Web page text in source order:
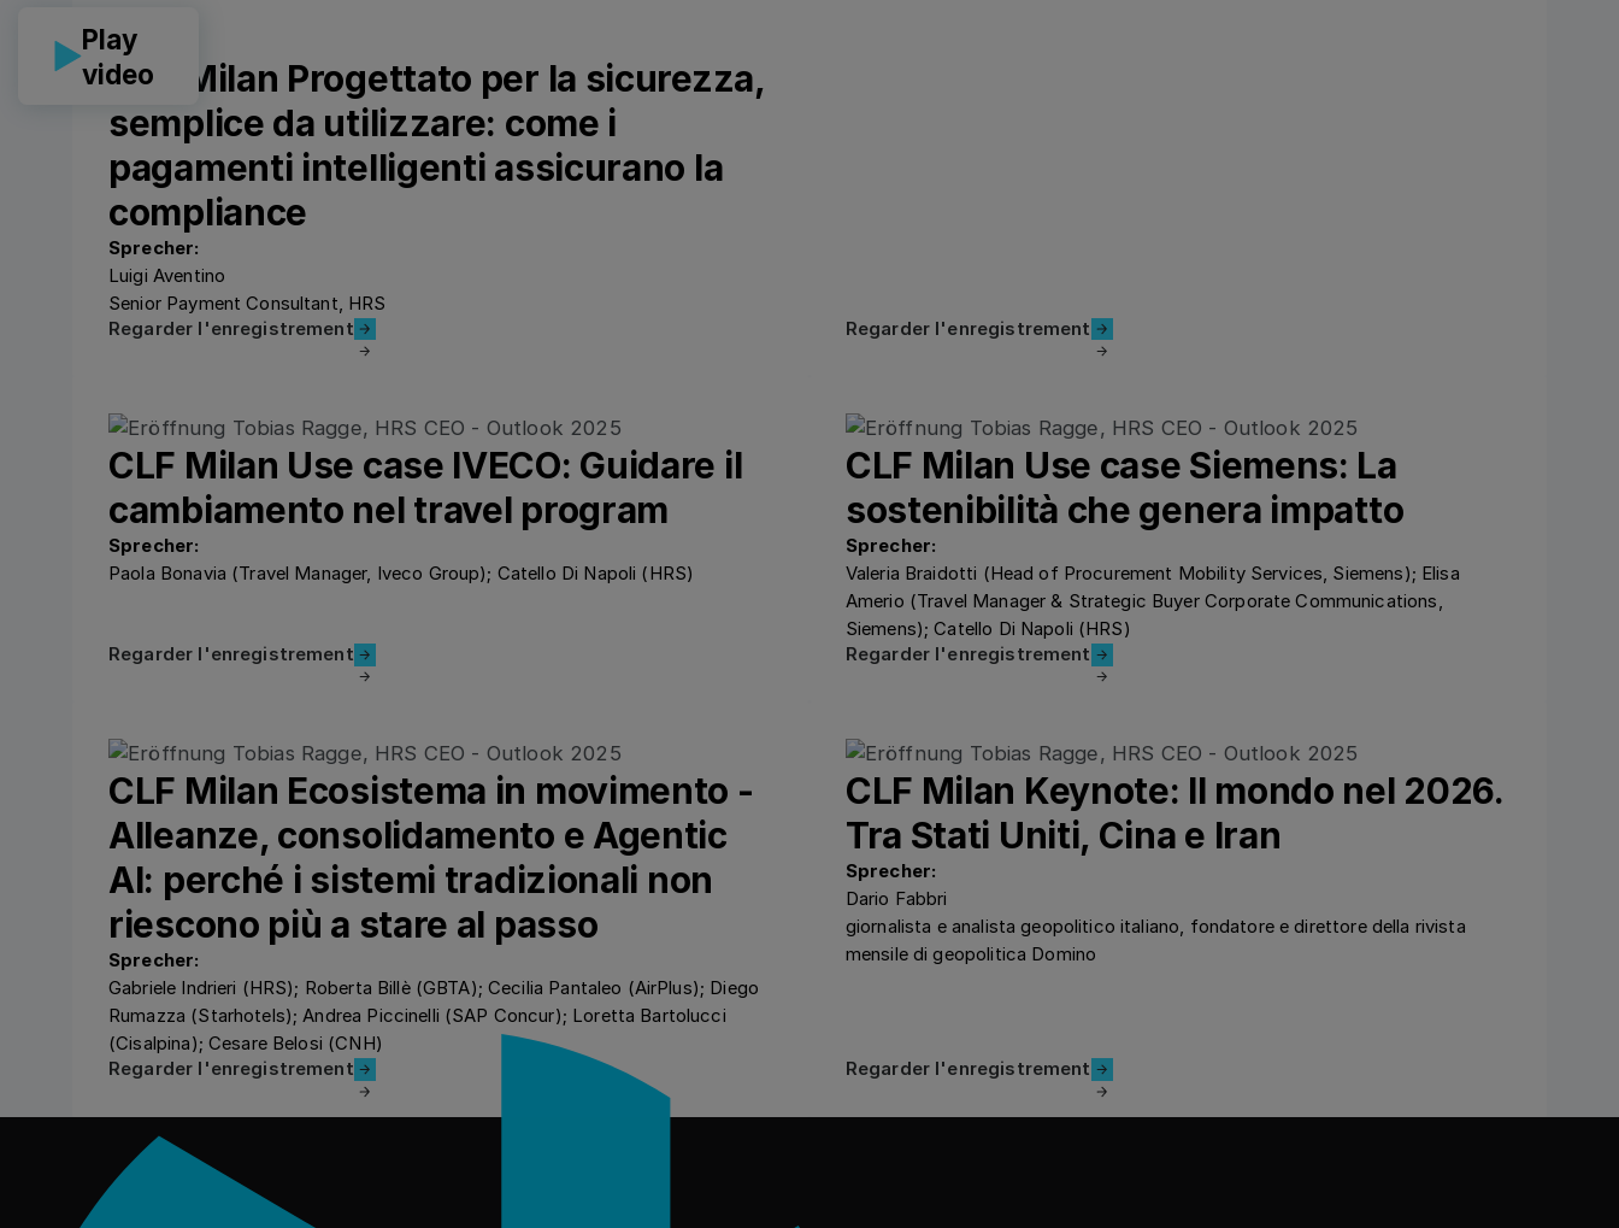
Play
video
CLF Milan Progettato per la sicurezza,
semplice da utilizzare: come i
pagamenti intelligenti assicurano la
compliance
Sprecher:
Luigi Aventino
Senior Payment Consultant, HRS
Regarder l'enregistrement
Regarder l'enregistrement Regarder l'enregistrement
Regarder l'enregistrement
CLF Milan Use case IVECO: Guidare il
cambiamento nel travel program
Sprecher:
Paola Bonavia (Travel Manager, Iveco Group); Catello Di Napoli (HRS)
Regarder l'enregistrement
Regarder l'enregistrement
CLF Milan Use case Siemens: La
sostenibilità che genera impatto
Sprecher:
Valeria Braidotti (Head of Procurement Mobility Services, Siemens); Elisa
Amerio (Travel Manager & Strategic Buyer Corporate Communications,
Siemens); Catello Di Napoli (HRS)
Regarder l'enregistrement
Regarder l'enregistrement
CLF Milan Ecosistema in movimento -
Alleanze, consolidamento e Agentic
AI: perché i sistemi tradizionali non
riescono più a stare al passo
Sprecher:
Gabriele Indrieri (HRS); Roberta Billè (GBTA); Cecilia Pantaleo (AirPlus); Diego
Rumazza (Starhotels); Andrea Piccinelli (SAP Concur); Loretta Bartolucci
(Cisalpina); Cesare Belosi (CNH)
Regarder l'enregistrement
Regarder l'enregistrement
CLF Milan Keynote: Il mondo nel 2026.
Tra Stati Uniti, Cina e Iran
Sprecher:
Dario Fabbri
giornalista e analista geopolitico italiano, fondatore e direttore della rivista
mensile di geopolitica Domino
Regarder l'enregistrement
Regarder l'enregistrement